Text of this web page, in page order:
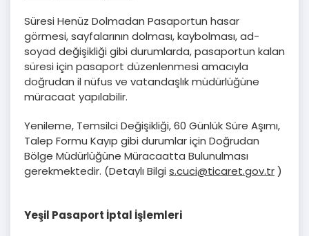
Süresi Henüz Dolmadan Pasaportun hasar
görmesi, sayfalarının dolması, kaybolması, ad-
soyad değişikliği gibi durumlarda, pasaportun kalan
süresi için pasaport düzenlenmesi amacıyla
doğrudan il nüfus ve vatandaşlık müdürlüğüne
müracaat yapılabilir.
Yenileme, Temsilci Değişikliği, 60 Günlük Süre Aşımı,
Talep Formu Kayıp gibi durumlar için Doğrudan
Bölge Müdürlüğüne Müracaatta Bulunulması
gerekmektedir. (Detaylı Bilgi s.cuci@ticaret.gov.tr)
Yeşil Pasaport İptal İşlemleri